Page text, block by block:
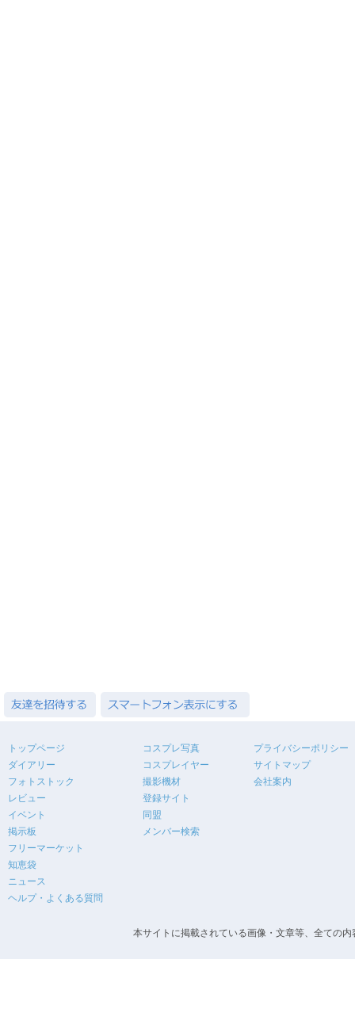
トップページ
ダイアリー
フォトストック
レビュー
イベント
掲示板
フリーマーケット
知恵袋
ニュース
ヘルプ・よくある質問
コスプレ写真
コスプレイヤー
撮影機材
登録サイト
同盟
メンバー検索
プライバシーポリシー
サイトマップ
会社案内
本サイトに掲載されている画像・文章等、全ての